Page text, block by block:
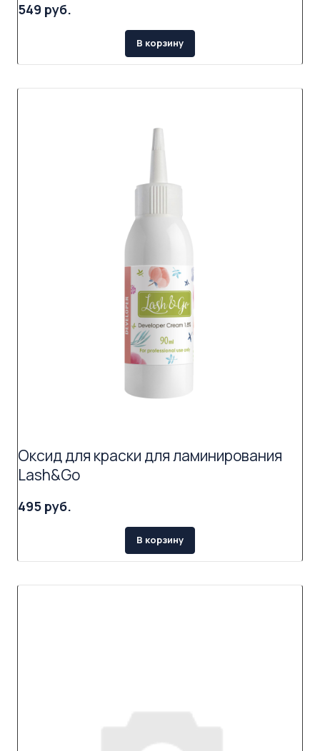
549 руб.
В корзину
Оксид для краски для ламинирования
Lash&Go
495 руб.
В корзину